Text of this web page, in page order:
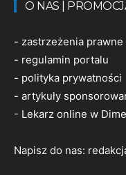
O NAS |
- zastrzeżenia prawne
- regulamin portalu
- polityka prywatności
- artykuły
- Lekarz online w
Napisz do nas: